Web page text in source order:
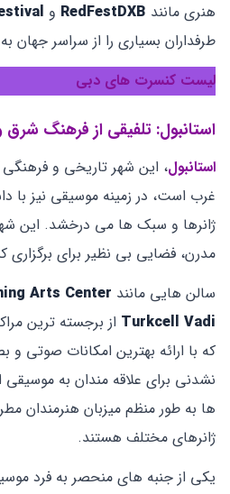
هنری مانند RedFestDXB و
طرفداران بسیاری را از سراسر
لیست کنسرت های دبی
استانبول: تلفیقی از فرهنگ
استانبول، این شهر تاریخی و
غرب است، در زمینه موسیقی نیز با
ژانرها و سبک ‌ها می ‌درخشد. این
مدرن، فضایی بی ‌نظیر برای
سالن ‌هایی مانند Arts Center
Turkcell Vadi از برجسته‌ ترین
که با ارائه بهترین امکانات صوتی
‌نشدنی برای علاقه ‌مندان به
ها به طور منظم میزبان هنرمندان
ژانرهای مختلف هستند.
یکی از جنبه‌ های منحصر به‌ فرد